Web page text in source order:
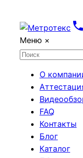
Меню ×
О
FAQ
Контакты
Блог
Каталог